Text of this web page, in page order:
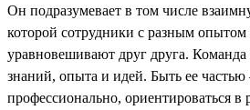
Он подразумевает в том числе
которой сотрудники с разным опытом
уравновешивают друг друга. Команда
знаний, опыта и идей. Быть ее частью
профессионально, ориентироваться в